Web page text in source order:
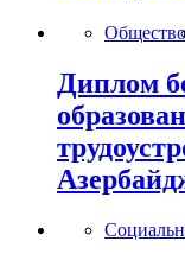
Диплом